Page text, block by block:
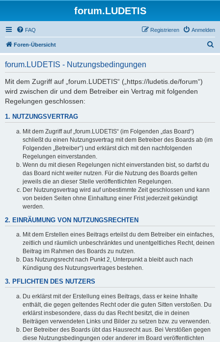
forum.LUDETIS
FAQ Anmelden
Registrieren
Foren-Übersicht
forum.LUDETIS - Nutzungsbedingungen
Mit dem Zugriff auf „forum.LUDETIS“ („https://ludetis.de/forum“)
wird zwischen dir und dem Betreiber ein Vertrag mit folgenden
Regelungen geschlossen:
1. NUTZUNGSVERTRAG
Mit dem Zugriff auf „forum.LUDETIS“ (im Folgenden „das Board“)
schließt du einen Nutzungsvertrag mit dem Betreiber des Boards ab (im
Folgenden „Betreiber“) und erklärst dich mit den nachfolgenden
Regelungen einverstanden.
Wenn du mit diesen Regelungen nicht einverstanden bist, so darfst du
das Board nicht weiter nutzen. Für die Nutzung des Boards gelten
jeweils die an dieser Stelle veröffentlichten Regelungen.
Der Nutzungsvertrag wird auf unbestimmte Zeit geschlossen und kann
von beiden Seiten ohne Einhaltung einer Frist jederzeit gekündigt
werden.
2. EINRÄUMUNG VON NUTZUNGSRECHTEN
Mit dem Erstellen eines Beitrags erteilst du dem Betreiber ein einfaches,
zeitlich und räumlich unbeschränktes und unentgeltliches Recht, deinen
Beitrag im Rahmen des Boards zu nutzen.
Das Nutzungsrecht nach Punkt 2, Unterpunkt a bleibt auch nach
Kündigung des Nutzungsvertrages bestehen.
3. PFLICHTEN DES NUTZERS
Du erklärst mit der Erstellung eines Beitrags, dass er keine Inhalte
enthält, die gegen geltendes Recht oder die guten Sitten verstoßen. Du
erklärst insbesondere, dass du das Recht besitzt, die in deinen
Beiträgen verwendeten Links und Bilder zu setzen bzw. zu verwenden.
Der Betreiber des Boards übt das Hausrecht aus. Bei Verstößen gegen
diese Nutzungsbedingungen oder anderer im Board veröffentlichten